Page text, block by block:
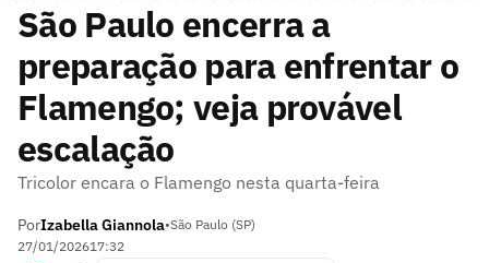
São Paulo encerra a
preparação para enfrentar o
Flamengo; veja provável
escalação
Tricolor encara o Flamengo nesta quarta-feira
PorIzabella Giannola•São Paulo (SP)
27/01/202617:32